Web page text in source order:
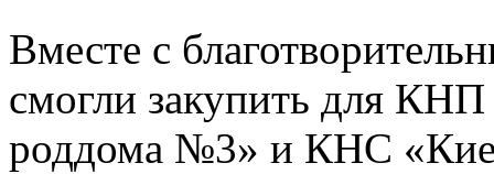
Вместе с
смогли закупить для КНП
роддома №3» и КНС